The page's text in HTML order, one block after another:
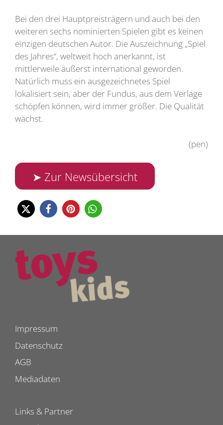
Bei den drei Hauptpreisträgern und auch bei den
weiteren sechs nominierten Spielen gibt es keinen
einzigen deutschen Autor. Die Auszeichnung „Spiel
des Jahres“, weltweit hoch anerkannt, ist
mittlerweile äußerst international geworden.
Natürlich muss ein ausgezeichnetes Spiel
lokalisiert sein, aber der Fundus, aus dem Verlage
schöpfen können, wird immer größer. Die Qualität
wächst.
(pen)
➤ Zur Newsübersicht
Impressum
Datenschutz
AGB
Mediadaten
Links & Partner